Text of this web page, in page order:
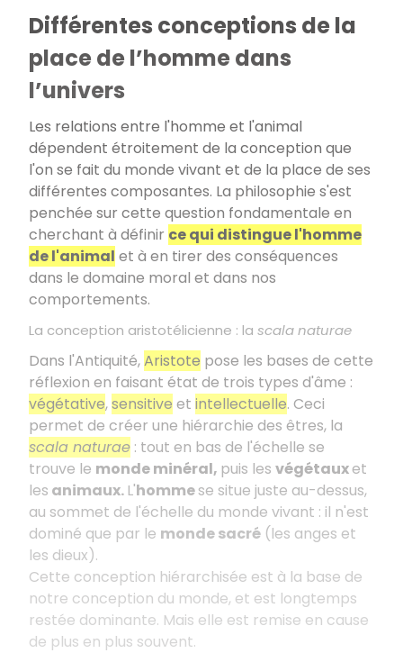
Différentes conceptions de la
place de l’homme dans
l’univers
Les relations entre l'homme et l'animal
dépendent étroitement de la conception que
l'on se fait du monde vivant et de la place de ses
différentes composantes. La philosophie s'est
penchée sur cette question fondamentale en
cherchant à définir ce qui distingue l'homme
de l'animal et à en tirer des conséquences
dans le domaine moral et dans nos
comportements.
La conception aristotélicienne : la scala naturae
Dans l'Antiquité,Aristote pose les bases de cette
réflexion en faisant état de trois types d'âme :
végétative,sensitive et intellectuelle. Ceci
permet de créer une hiérarchie des êtres, la
scala naturae : tout en bas de l'échelle se
trouve le monde minéral, puis les végétauxet
les animaux. L'hommese situe juste au-dessus,
au sommet de l'échelle du monde vivant : il n'est
dominé que par le monde sacré (les anges et
les dieux).
Cette conception hiérarchisée est à la base de
notre conception du monde, et est longtemps
restée dominante. Mais elle est remise en cause
de plus en plus souvent.